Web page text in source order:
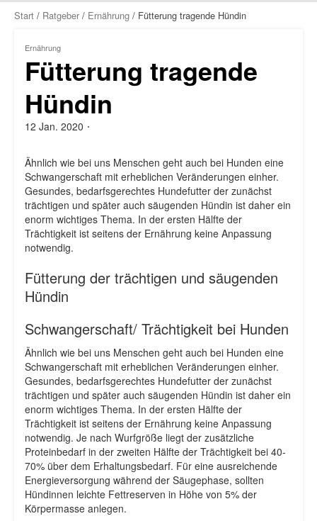
Start / Ratgeber / Ernährung / Fütterung tragende Hündin
Ernährung
Fütterung tragende
Hündin
12 Jan. 2020
Ähnlich wie bei uns Menschen geht auch bei Hunden eine
Schwangerschaft mit erheblichen Veränderungen einher.
Gesundes, bedarfsgerechtes Hundefutter der zunächst
trächtigen und später auch säugenden Hündin ist daher ein
enorm wichtiges Thema. In der ersten Hälfte der
Trächtigkeit ist seitens der Ernährung keine Anpassung
notwendig.
Fütterung der trächtigen und säugenden
Hündin
Schwangerschaft/ Trächtigkeit bei Hunden
Ähnlich wie bei uns Menschen geht auch bei Hunden eine
Schwangerschaft mit erheblichen Veränderungen einher.
Gesundes, bedarfsgerechtes Hundefutter der zunächst
trächtigen und später auch säugenden Hündin ist daher ein
enorm wichtiges Thema. In der ersten Hälfte der
Trächtigkeit ist seitens der Ernährung keine Anpassung
notwendig. Je nach Wurfgröße liegt der zusätzliche
Proteinbedarf in der zweiten Hälfte der Trächtigkeit bei 40-
70% über dem Erhaltungsbedarf. Für eine ausreichende
Energieversorgung während der Säugephase, sollten
Hündinnen leichte Fettreserven in Höhe von 5% der
Körpermasse anlegen.